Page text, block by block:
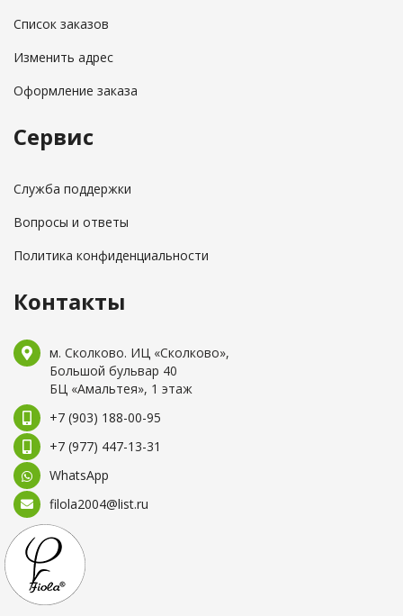
Список заказов
Изменить адрес
Оформление заказа
Сервис
Служба поддержки
Вопросы и ответы
Политика конфиденциальности
Контакты
м. Сколково. ИЦ «Сколково»,
Большой бульвар 40
БЦ «Амальтея», 1 этаж
+7 (903) 188-00-95
+7 (977) 447-13-31
WhatsApp
filola2004@list.ru